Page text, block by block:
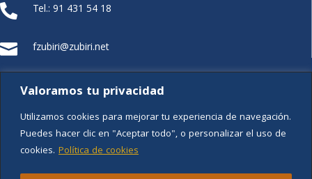
Valoramos tu privacidad
Utilizamos cookies para mejorar tu experiencia de navegación.
Puedes hacer clic en "Aceptar todo", o personalizar el uso de
cookies. Política de cookies
 Tel.: 91 431 54 18
 fzubiri@zubiri.net
FUNDACIÓN XZ